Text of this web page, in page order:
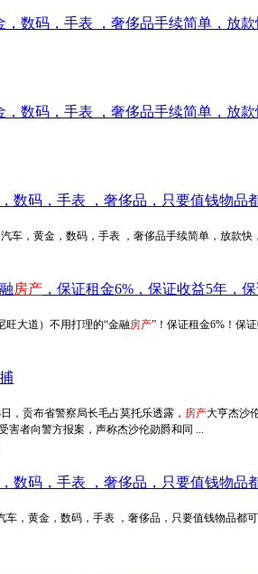
，数码，手表 ，奢侈品手续简单，放
，数码，手表 ，奢侈品手续简单，放
数码，手表 ，奢侈品，只要值钱物品
汽车，黄金，数码，手表 ，奢侈品手续简单，放款
房产 ，保证租金6%，保证收益5年，
旺大道）不用打理的“金融房产”！保证租金6%！保
，贡布省警察局长毛占莫托乐透露， 房产大亨杰沙
害者向警方报案，声称杰沙伦勋爵和同 ...
数码，手表 ，奢侈品，只要值钱物品
车，黄金，数码，手表 ，奢侈品，只要值钱物品都